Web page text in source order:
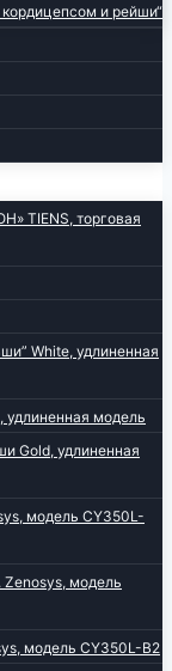
и рейши“
TIENS, торговая
White, удлиненная
удлиненная модель
Gold, удлиненная
модель CY350L-
модель
модель CY350L-B2